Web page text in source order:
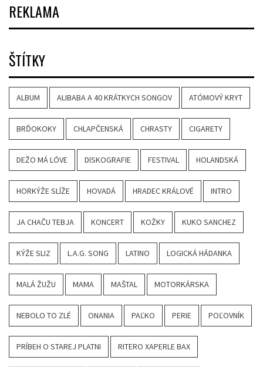
REKLAMA
ŠTÍTKY
ALBUM ALIBABA A 40 KRÁTKYCH SONGOV ATÓMOVÝ KRYT
BRĎOKOKY CHLAPČENSKÁ CHRASTY CIGARETY
DEŽO MÁ LÓVE DISKOGRAFIE FESTIVAL HOLANDSKÁ
HORKÝŽE SLÍŽE HOVADÁ HRADEC KRÁLOVÉ INTRO
JA CHAČU TEBJA KONCERT KOŽKY KUKO SANCHEZ
KÝŽE SLIZ L.A.G. SONG LATINO LOGICKÁ HÁDANKA
MALÁ ŽUŽU MAMA MAŠTAL MOTORKÁRSKA
NEBOLO TO ZLÉ ONANIA PAĽKO PERIE POĽOVNÍK
PRÍBEH O STAREJ PLATNI RITERO XAPERLE BAX